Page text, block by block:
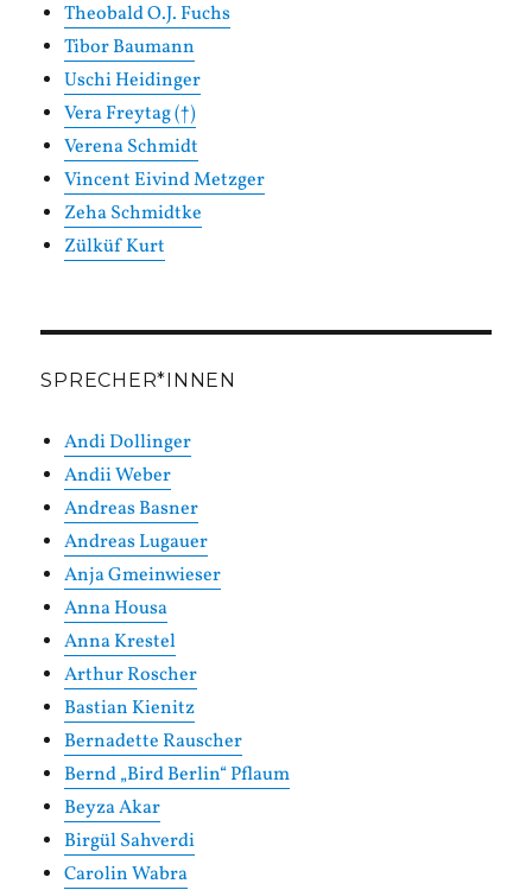
Theobald O.J. Fuchs
Tibor Baumann
Uschi Heidinger
Vera Freytag (†)
Verena Schmidt
Vincent Eivind Metzger
Zeha Schmidtke
Zülküf Kurt
SPRECHER*INNEN
Andi Dollinger
Andii Weber
Andreas Basner
Andreas Lugauer
Anja Gmeinwieser
Anna Housa
Anna Krestel
Arthur Roscher
Bastian Kienitz
Bernadette Rauscher
Bernd „Bird Berlin“ Pflaum
Beyza Akar
Birgül Sahverdi
Carolin Wabra